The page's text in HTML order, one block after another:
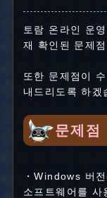
토람 온라인 운
재 확인된 문제
또한 문제점이
내드리도록 하겠
문제점
・Windows 버
소프트웨어를 사